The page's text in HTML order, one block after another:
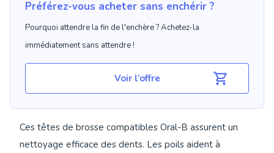
Préférez-vous acheter sans enchérir ?
Pourquoi attendre la fin de l'enchère ? Achetez-la
immédiatement sans attendre !
Voir l’offre
Ces têtes de brosse compatibles Oral-B assurent un
nettoyage efficace des dents. Les poils aident à